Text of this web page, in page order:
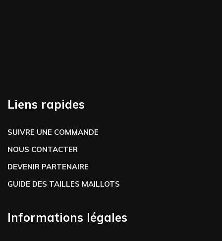
Liens rapides
SUIVRE UNE COMMANDE
NOUS CONTACTER
DEVENIR PARTENAIRE
GUIDE DES TAILLES MAILLOTS
Informations légales